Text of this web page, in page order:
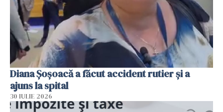
Diana Șoșoacă a făcut accident rutier și a
ajuns la spital
30 IULIE 2026